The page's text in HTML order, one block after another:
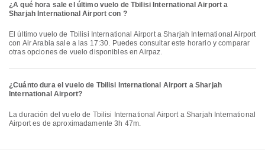
¿A qué hora sale el último vuelo de Tbilisi International Airport a
Sharjah International Airport con ?
El último vuelo de Tbilisi International Airport a Sharjah International Airport
con Air Arabia sale a las 17:30. Puedes consultar este horario y comparar
otras opciones de vuelo disponibles en Airpaz.
¿Cuánto dura el vuelo de Tbilisi International Airport a Sharjah
International Airport?
La duración del vuelo de Tbilisi International Airport a Sharjah International
Airport es de aproximadamente 3h 47m.